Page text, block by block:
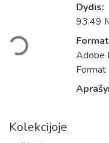
Dydis:
93.49
Adobe
Format
Kolekcijoje